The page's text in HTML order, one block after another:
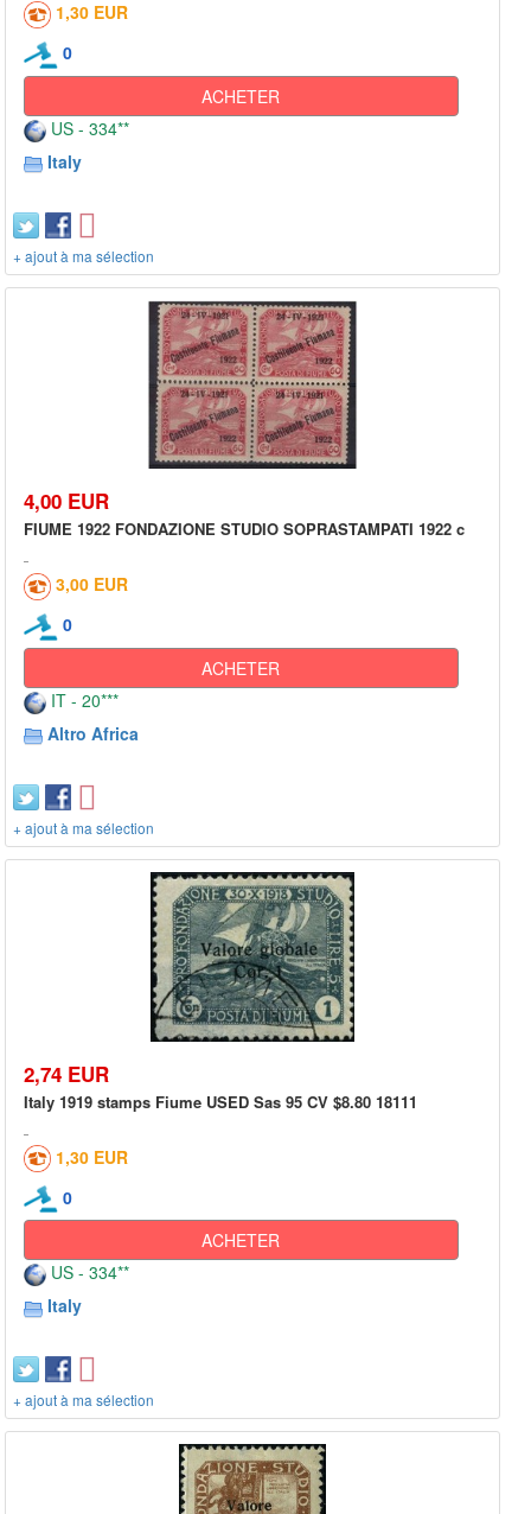
1,30 EUR
0
ACHETER
US - 334**
Italy
+ ajout à ma sélection
4,00 EUR
FIUME 1922 FONDAZIONE STUDIO SOPRASTAMPATI 1922 c
3,00 EUR
0
ACHETER
IT - 20***
Altro Africa
+ ajout à ma sélection
2,74 EUR
Italy 1919 stamps Fiume USED Sas 95 CV $8.80 18111
1,30 EUR
0
ACHETER
US - 334**
Italy
+ ajout à ma sélection